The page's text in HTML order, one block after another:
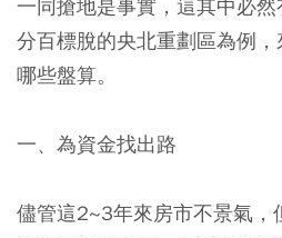
一同搶地是事實，這其中必
分百標脫的央北重劃區為例
哪些盤算。
一、為資金找出路
儘管這2~3年來房市不景氣